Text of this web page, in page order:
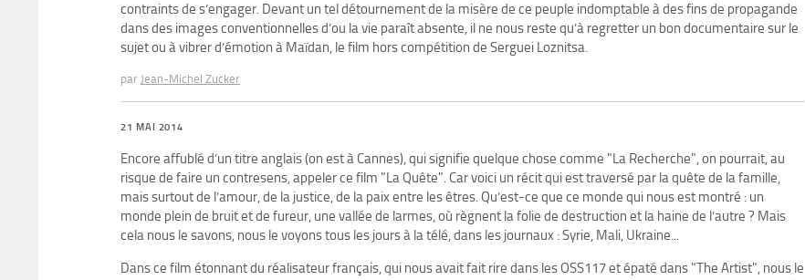
contraints de s’engager. Devant un tel détournement de la misère de ce peuple indomptable à des fins de propagande
dans des images conventionnelles d’ou la vie paraît absente, il ne nous reste qu’à regretter un bon documentaire sur le
sujet ou à vibrer d’émotion à Maïdan, le film hors compétition de Serguei Loznitsa.
par Jean-Michel Zucker
21 MAI 2014
Encore affublé d’un titre anglais (on est à Cannes), qui signifie quelque chose comme "La Recherche", on pourrait, au
risque de faire un contresens, appeler ce film "La Quête". Car voici un récit qui est traversé par la quête de la famille,
mais surtout de l’amour, de la justice, de la paix entre les êtres. Qu’est-ce que ce monde qui nous est montré : un
monde plein de bruit et de fureur, une vallée de larmes, où règnent la folie de destruction et la haine de l’autre ? Mais
cela nous le savons, nous le voyons tous les jours à la télé, dans les journaux : Syrie, Mali, Ukraine...
Dans ce film étonnant du réalisateur français, qui nous avait fait rire dans les OSS117 et épaté dans "The Artist", nous le